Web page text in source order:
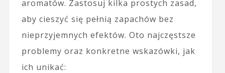
aromatów. Zastosuj kilka prostych zasad,
aby cieszyć się pełnią zapachów bez
nieprzyjemnych efektów. Oto najczęstsze
problemy oraz konkretne wskazówki, jak
ich unikać: